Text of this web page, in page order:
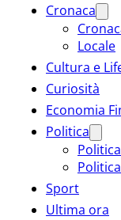
Cronaca
Locale
Cultura e
Curiosità
Economia
Politica
Sport
Ultima ora